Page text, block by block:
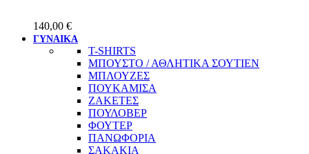
140,00 €
ΓΥΝΑΙΚΑ
T-SHIRTS
ΜΠΟΥΣΤΟ / ΑΘΛΗΤΙΚΑ ΣΟΥΤΙΕΝ
ΜΠΛΟΥΖΕΣ
ΠΟΥΚΑΜΙΣΑ
ΖΑΚΕΤΕΣ
ΠΟΥΛΟΒΕΡ
ΦΟΥΤΕΡ
ΠΑΝΩΦΟΡΙΑ
ΣΑΚΑΚΙΑ